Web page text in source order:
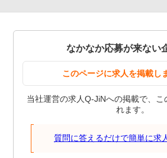
なかなか応募が来ない
このページに求人を掲載し
当社運営の求人Q-JiNへの掲載で、こ
れます。
質問に答えるだけで簡単に求